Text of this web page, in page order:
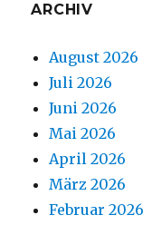
ARCHIV
August 2026
Juli 2026
Juni 2026
Mai 2026
April 2026
März 2026
Februar 2026